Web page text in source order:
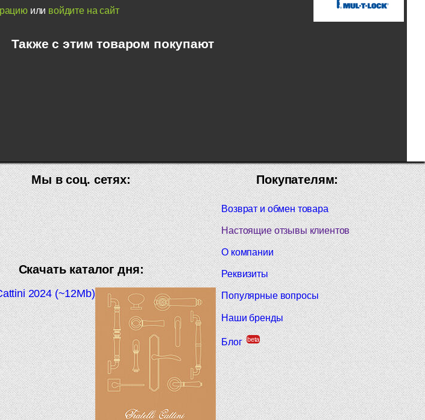
или войдите на сайт
Также с этим товаром покупают
Покупателям:
Возврат и обмен товара
Настоящие отзывы клиентов
О компании
Реквизиты
Популярные вопросы
Наши бренды
Блог beta
Мы в соц. сетях:
Скачать каталог дня:
2024 (~12Mb)